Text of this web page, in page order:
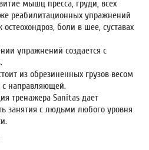
мышц пресса, груди, всех
реабилитационных упражнений
боли в шее, суставах
упражнений создается с
из обрезиненных грузов весом
направляющей.
тренажера Sanitas дает
занятия с людьми любого уровня